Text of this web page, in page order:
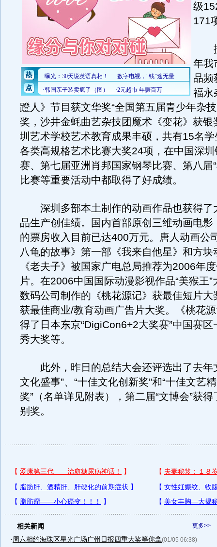
级
171
据
年我
品频
福永
蹬人》节目获文华奖“全国第五届青少年杂
奖，沙井金蚝曲艺杂技团魔术《变花》获银
圳艺术学校艺术教育成果丰硕，共有15名
各类高规格艺术比赛大奖24项，在中国深
赛、第七届亚洲肖邦国家钢琴比赛、第八届
比赛等重要活动中都取得了好成绩。
深圳多部本土制作的动画作品也获得了
品生产创佳绩。国内首部原创三维动画电影
的票房收入目前已达400万元。唐人动画公
八龟的故事》第一部《我来自他星》和方块
《老夫子》被国家广电总局推荐为2006年
片。在2006中国国际动漫影视作品“美猴王
数码公司制作的《桃花源记》获最佳短片大
获最佳商业/教育动画广告片大奖。《桃花
得了日本东京“DigiCon6+2大奖赛”中国赛
秀大奖等。
此外，昨日的总结大会还评选出了去年
文化盛事”、“十佳文化创新奖”和“十佳文艺
奖”（名单详见附表），第二届“文博会”获
别奖。
更多>>
相关新闻
· 周六相约海珠区星光广场广州日报四重大奖等你拿(01/05 06:38)